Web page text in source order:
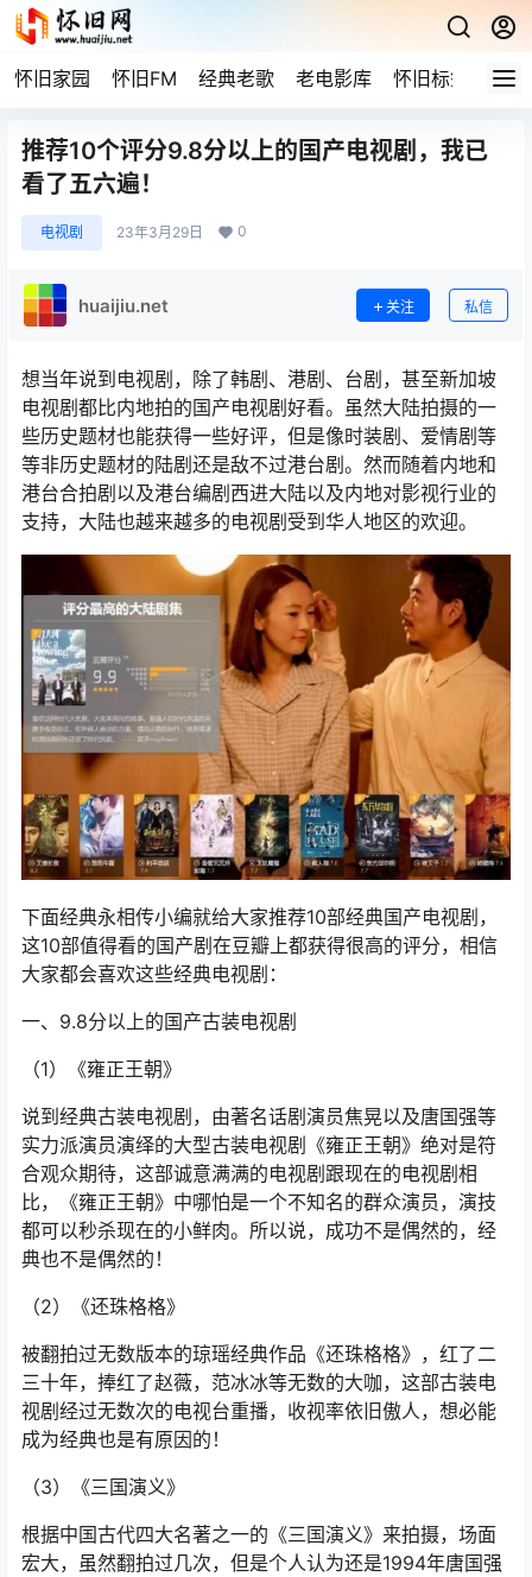
怀旧家园 怀旧FM 经典老歌 老电影库 怀旧标签 网
推荐10个评分9.8分以上的国产电视剧，我已
看了五六遍！
电视剧 23年3月29日 0
huaijiu.net 关注 私信
想当年说到电视剧，除了韩剧、港剧、台剧，甚至新加坡
电视剧都比内地拍的国产电视剧好看。虽然大陆拍摄的一
些历史题材也能获得一些好评，但是像时装剧、爱情剧等
等非历史题材的陆剧还是敌不过港台剧。然而随着内地和
港台合拍剧以及港台编剧西进大陆以及内地对影视行业的
支持，大陆也越来越多的电视剧受到华人地区的欢迎。
下面经典永相传小编就给大家推荐10部经典国产电视剧，
这10部值得看的国产剧在豆瓣上都获得很高的评分，相信
大家都会喜欢这些经典电视剧：
一、9.8分以上的国产古装电视剧
（1）《雍正王朝》
说到经典古装电视剧，由著名话剧演员焦晃以及唐国强等
实力派演员演绎的大型古装电视剧《雍正王朝》绝对是符
合观众期待，这部诚意满满的电视剧跟现在的电视剧相
比，《雍正王朝》中哪怕是一个不知名的群众演员，演技
都可以秒杀现在的小鲜肉。所以说，成功不是偶然的，经
典也不是偶然的！
（2）《还珠格格》
被翻拍过无数版本的琼瑶经典作品《还珠格格》，红了二
三十年，捧红了赵薇，范冰冰等无数的大咖，这部古装电
视剧经过无数次的电视台重播，收视率依旧傲人，想必能
成为经典也是有原因的！
（3）《三国演义》
根据中国古代四大名著之一的《三国演义》来拍摄，场面
宏大，虽然翻拍过几次，但是个人认为还是1994年唐国强